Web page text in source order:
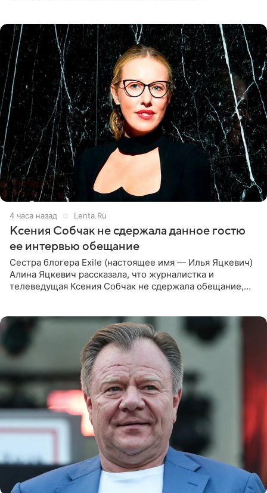
4 часа назад Lenta.Ru
Ксения Собчак не сдержала данное гостю
ее интервью обещание
Сестра блогера Exile (настоящее имя — Илья Яцкевич)
Алина Яцкевич рассказала, что журналистка и
телеведущая Ксения Собчак не сдержала обещание,